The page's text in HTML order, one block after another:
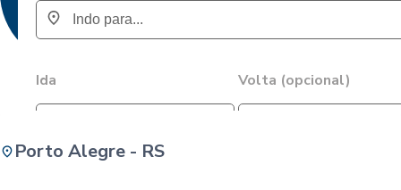
Ida Volta (opcional)
Porto Alegre - RS